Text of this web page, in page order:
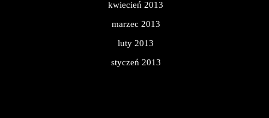
kwiecień 2013
marzec 2013
luty 2013
styczeń 2013